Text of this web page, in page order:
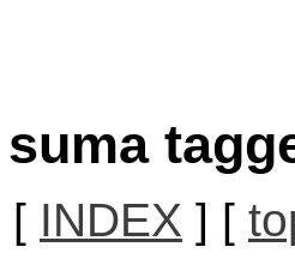
suma
[ INDEX ] [